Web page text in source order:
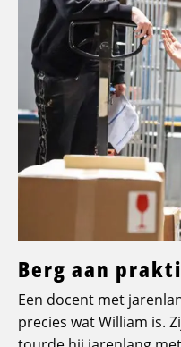
Berg aan
Een docent met
precies wat William is.